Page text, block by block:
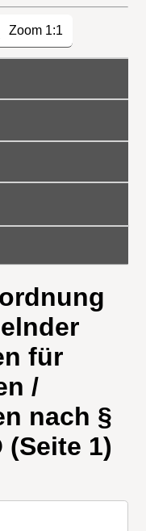
Zoom 1:1
für
/
nach §
(Seite 1)